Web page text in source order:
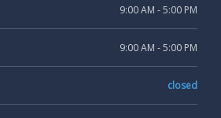
9:00 AM - 5:00 PM
9:00 AM - 5:00 PM
closed